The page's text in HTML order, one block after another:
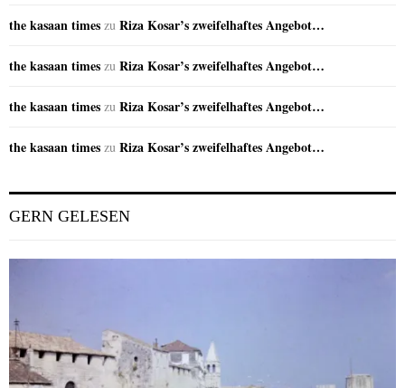
the kasaan times zu Riza Kosar’s zweifelhaftes Angebot…
the kasaan times zu Riza Kosar’s zweifelhaftes Angebot…
the kasaan times zu Riza Kosar’s zweifelhaftes Angebot…
the kasaan times zu Riza Kosar’s zweifelhaftes Angebot…
GERN GELESEN